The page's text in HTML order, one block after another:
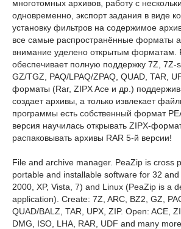
многотомных архивов, работу с
одновременно, экспорт задания в виде
установку фильтров на содержимое
все самые распространённые форматы
внимание уделено открытым форматам.
обеспечивает полную поддержку 7Z, 7Z-
GZ/TGZ, PAQ/LPAQ/ZPAQ, QUAD, TAR,
форматы (Rar, ZIPX Ace и др.)
создает архивы, а только извлекает
программы есть собственный формат
версия научилась открывать ZIPX-
распаковывать архивы RAR 5-й версии!
File and archive manager. PeaZip is cross
portable and installable software for 32 and
2000, XP, Vista, 7) and Linux (PeaZip is a
application). Сreate: 7Z, ARC, BZ2, GZ,
QUAD/BALZ, TAR, UPX, ZIP. Open: ACE,
DMG, ISO, LHA, RAR, UDF and many